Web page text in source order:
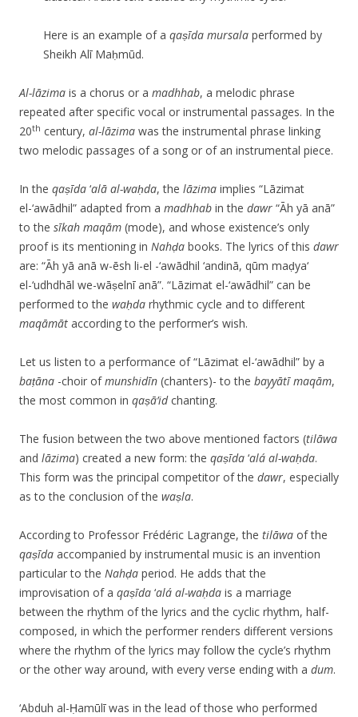
Here is an example of a qaṣīda mursala performed by
Sheikh Alī Maḥmūd.
Al-lāzima is a chorus or a madhhab, a melodic phrase
repeated after specific vocal or instrumental passages. In the
20th century, al-lāzima was the instrumental phrase linking
two melodic passages of a song or of an instrumental piece.
In the qaṣīda ‘alā al-waḥda, the lāzima implies “Lāzimat
el-‘awādhil” adapted from a madhhab in the dawr “Āh yā anā”
to the sīkah maqām (mode), and whose existence’s only
proof is its mentioning in Nahḍa books. The lyrics of this dawr
are: “Āh yā anā w-ēsh li-el -‘awādhil ‘andinā, qūm maḍya‘
el-‘udhdhāl we-wāṣelnī anā”. “Lāzimat el-‘awādhil” can be
performed to the waḥda rhythmic cycle and to different
maqāmāt according to the performer’s wish.
Let us listen to a performance of “Lāzimat el-‘awādhil” by a
baṭāna -choir ofmunshidīn (chanters)- to the bayyātīmaqām,
the most common in qaṣā’idchanting.
The fusion between the two above mentioned factors (tilāwa
and lāzima) created a new form: the qaṣīda ‘alá al-waḥda.
This form was the principal competitor of the dawr, especially
as to the conclusion of the waṣla.
According to Professor Frédéric Lagrange, the tilāwa of the
qaṣīda accompanied by instrumental music is an invention
particular to the Nahḍa period. He adds that the
improvisation of a qaṣīda ‘alá al-waḥda is a marriage
between the rhythm of the lyrics and the cyclic rhythm, half-
composed, in which the performer renders different versions
where the rhythm of the lyrics may follow the cycle’s rhythm
or the other way around, with every verse ending with a dum.
‘Abduh al-Ḥamūlī was in the lead of those who performed